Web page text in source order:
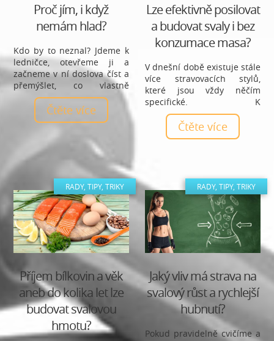
Proč jím, i když
nemám hlad?
Kdo by to neznal? Jdeme k
ledničce, otevřeme ji a
začneme v ní doslova číst a
přemýšlet, co vlastně
sníme. Prošmejdíme
všechny přihrádky a
začneme pomalu, ale jistě,
druhy jídla. A to i v případě,
že vlastně hlad ani
nemáme. Proč se to děje?
Čtěte více
Lze efektivně posilovat
a budovat svaly i bez
konzumace masa?
V dnešní době existuje stále
více stravovacích stylů,
které jsou vždy něčím
specifické. K
nejrozšířenějším
stravovacím stylům se řadí
také vegetariánství, které
zpevnit postavu?
Čtěte více
RADY, TIPY, TRIKY
Příjem bílkovin a věk
aneb do kolika let lze
budovat svalovou
hmotu?
RADY, TIPY, TRIKY
Jaký vliv má strava na
svalový růst a rychlejší
hubnutí?
Pokud pravidelně cvičíme a